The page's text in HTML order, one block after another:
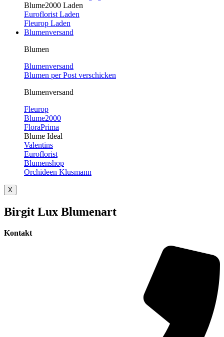
Blume2000 Laden
Euroflorist Laden
Fleurop Laden
Blumenversand
Blumen
Blumenversand
Blumen per Post verschicken
Blumenversand
Fleurop
Blume2000
FloraPrima
Blume Ideal
Valentins
Euroflorist
Blumenshop
Orchideen Klusmann
X
Birgit Lux Blumenart
Kontakt